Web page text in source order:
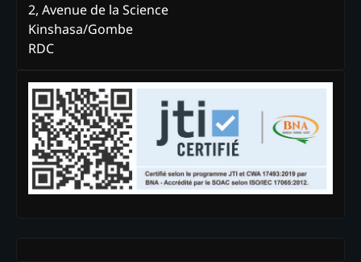
2, Avenue de la Science
Kinshasa/Gombe
RDC